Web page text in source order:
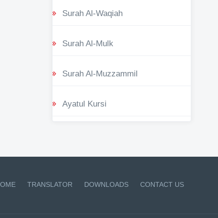
Surah Al-Waqiah
Surah Al-Mulk
Surah Al-Muzzammil
Ayatul Kursi
TRANSLATOR DOWNLOADS CONTACT US